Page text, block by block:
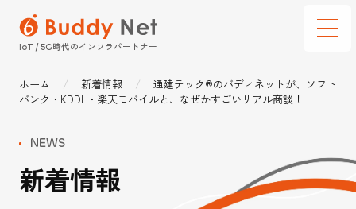
IoT / 5G時代のインフラパートナー
サービス
通信建設テック
選ばれる理由
ソリューション
ホーム 新着情報
通建テック®のバディネットが、ソフト
バンク・KDDI ・楽天モバイルと、なぜかすごいリアル商談！
NEWS
新着情報